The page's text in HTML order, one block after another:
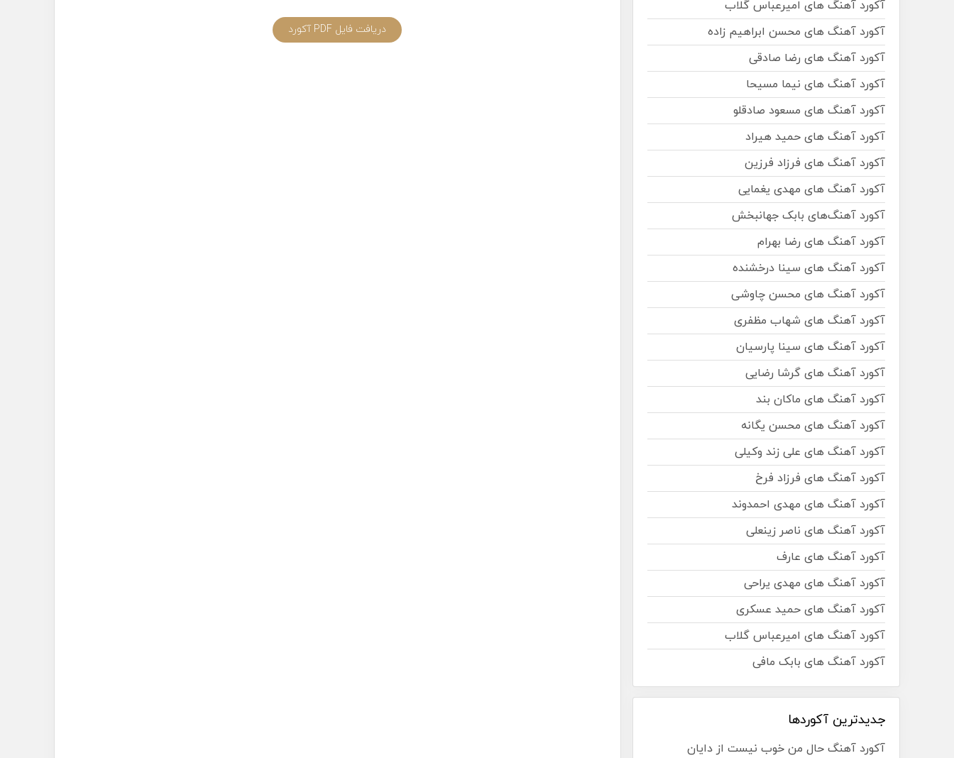
آکورد آهنگ های امیرعباس گلاب
آکورد آهنگ های محسن ابراهیم زاده
آکورد آهنگ های رضا صادقی
آکورد آهنگ های نیما مسیحا
آکورد آهنگ های مسعود صادقلو
آکورد آهنگ های حمید هیراد
آکورد آهنگ های فرزاد فرزین
آکورد آهنگ های مهدی یغمایی
آکورد آهنگ‌های بابک جهانبخش
آکورد آهنگ های رضا بهرام
آکورد آهنگ های سینا درخشنده
آکورد آهنگ های محسن چاوشی
آکورد آهنگ های شهاب مظفری
آکورد آهنگ های سینا پارسیان
آکورد آهنگ های گرشا رضایی
آکورد آهنگ های ماکان بند
آکورد آهنگ های محسن یگانه
آکورد آهنگ های علی زند وکیلی
آکورد آهنگ های فرزاد فرخ
آکورد آهنگ های مهدی احمدوند
آکورد آهنگ های ناصر زینعلی
آکورد آهنگ های عارف
آکورد آهنگ های مهدی یراحی
آکورد آهنگ های حمید عسکری
آکورد آهنگ های امیرعباس گلاب
آکورد آهنگ های بابک مافی
جدیدترین آکوردها
آکورد آهنگ حال من خوب نیست از دایان
دریافت فایل PDF آکورد